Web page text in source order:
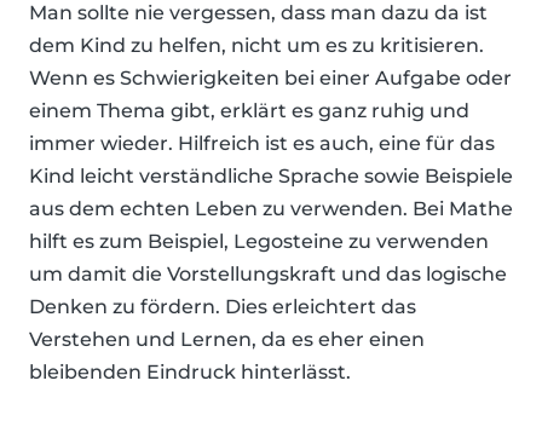
Man sollte nie vergessen, dass man dazu da ist
dem Kind zu helfen, nicht um es zu kritisieren.
Wenn es Schwierigkeiten bei einer Aufgabe oder
einem Thema gibt, erklärt es ganz ruhig und
immer wieder. Hilfreich ist es auch, eine für das
Kind leicht verständliche Sprache sowie Beispiele
aus dem echten Leben zu verwenden. Bei Mathe
hilft es zum Beispiel, Legosteine zu verwenden
um damit die Vorstellungskraft und das logische
Denken zu fördern. Dies erleichtert das
Verstehen und Lernen, da es eher einen
bleibenden Eindruck hinterlässt.